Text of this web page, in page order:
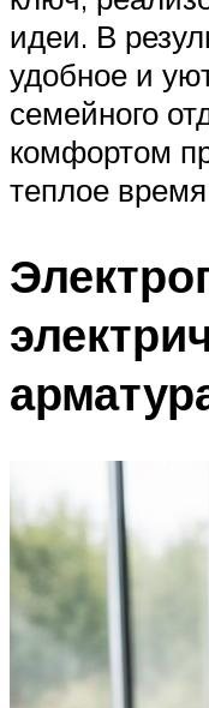
идеи. В
удобное и
семейного
комфортом
теплое время